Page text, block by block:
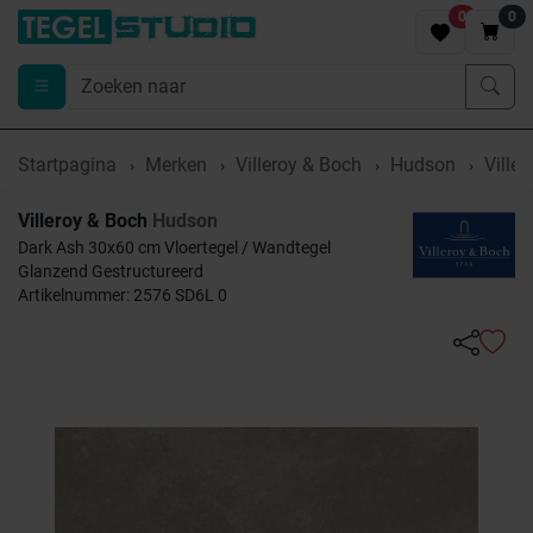
0 0
Startpagina Merken Villeroy & Boch Hudson
Villeroy & Boch Hudson
Dark Ash 30x60 cm Vloertegel / Wandtegel
Glanzend Gestructureerd
Artikelnummer: 2576 SD6L 0